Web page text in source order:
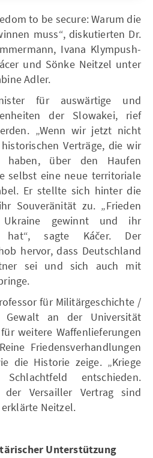
to be secure: Warum die
muss“, diskutierten Dr.
Ivana Klympush-
und Sönke Neitzel unter
Adler.
für auswärtige und
der Slowakei, rief
„Wenn wir jetzt nicht
Verträge, die wir
haben, über den Haufen
selbst eine neue territoriale
Er stellte sich hinter die
Souveränität zu. „Frieden
gewinnt und ihr
hat“, sagte Káčer. Der
hervor, dass Deutschland
sei und sich auch mit
für Militärgeschichte /
Gewalt an der Universität
weitere Waffenlieferungen
Friedensverhandlungen
die Historie zeige. „Kriege
entschieden.
der Versailler Vertrag sind
Neitzel.
Unterstützung